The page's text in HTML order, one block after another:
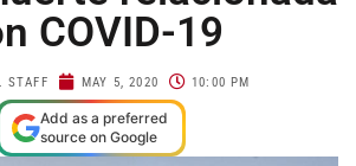
COVID-19
STAFF MAY 5, 2020 10:00 PM
Add as a preferred
source on Google